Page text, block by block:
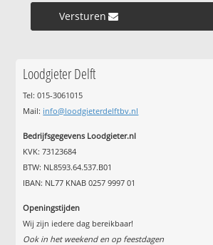
Versturen »
Loodgieter Delft
Tel: 015-3061015
Mail: info@loodgieterdelftbv.nl
Bedrijfsgegevens Loodgieter.nl
KVK: 73123684
BTW: NL8593.64.537.B01
IBAN: NL77 KNAB 0257 9997 01
Openingstijden
Wij zijn iedere dag bereikbaar!
Ook in het weekend en op feestdagen